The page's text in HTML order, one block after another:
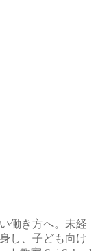
働き方へ。未経
し、子ども向け